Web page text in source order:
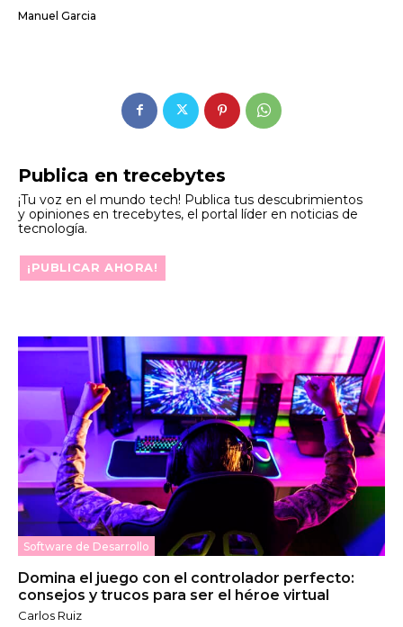
Publica en trecebytes
¡Tu voz en el mundo tech! Publica tus descubrimientos
y opiniones en trecebytes, el portal líder en noticias de
tecnología.
¡PUBLICAR AHORA!
Software de Desarrollo
Domina el juego con el controlador perfecto:
consejos y trucos para ser el héroe virtual
Carlos Ruiz
Manuel Garcia